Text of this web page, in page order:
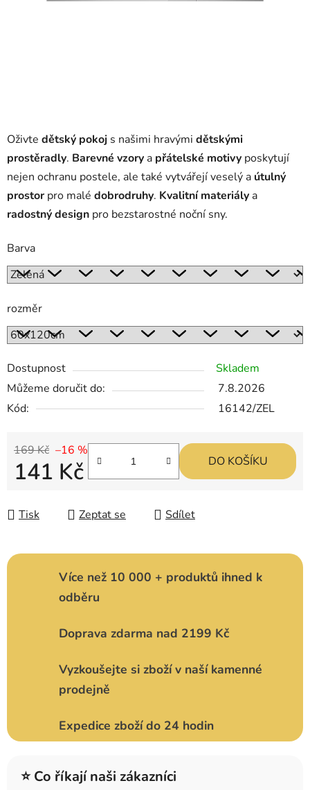
Oživte dětský pokoj s našimi hravými dětskými
prostěradly. Barevné vzory a přátelské motivy poskytují
nejen ochranu postele, ale také vytvářejí veselý a útulný
prostor pro malé dobrodruhy. Kvalitní materiály a
radostný design pro bezstarostné noční sny.
Barva
rozměr
Dostupnost
Skladem
Můžeme doručit do:
7.8.2026
Kód:
16142/ZEL
169 Kč –16 %
141 Kč DO KOŠÍKU
Tisk Zeptat se Sdílet
Více než 10 000 + produktů ihned k
odběru
Doprava zdarma nad 2199 Kč
Vyzkoušejte si zboží v naší kamenné
prodejně
Expedice zboží do 24 hodin
⭐ Co říkají naši zákazníci